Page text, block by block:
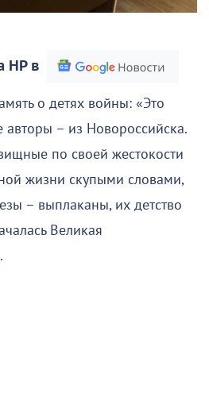
НР в
о детях войны: «Это
авторы – из Новороссийска.
по своей жестокости
жизни скупыми словами,
– выплаканы, их детство
Великая